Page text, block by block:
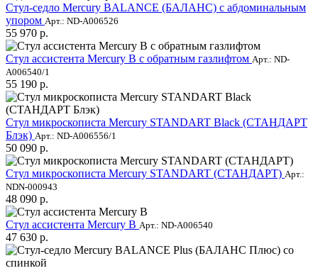
Стул-седло Mercury BALANCE (БАЛАНС) с абдоминальным
упором Арт.: ND-A006526
55 970 р.
Стул ассистента Mercury B с обратным газлифтом Арт.: ND-
A006540/1
55 190 р.
Стул микроскописта Mercury STANDART Black (СТАНДАРТ
Блэк) Арт.: ND-A006556/1
50 090 р.
Стул микроскописта Mercury STANDART (СТАНДАРТ) Арт.:
NDN-000943
48 090 р.
Стул ассистента Mercury B Арт.: ND-A006540
47 630 р.